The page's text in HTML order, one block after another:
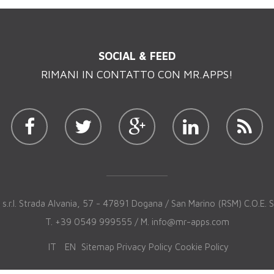
SOCIAL & FEED
RIMANI IN CONTATTO CON MR.APPS!
s.r.l. Strada Alvania, 57 - 47891 Dogana / San Marino (RSM) C.O.E.
T. +39 0549 999555 / M. info@mr-apps.com
IT EN Sitemap Privacy Policy Cookie Policy